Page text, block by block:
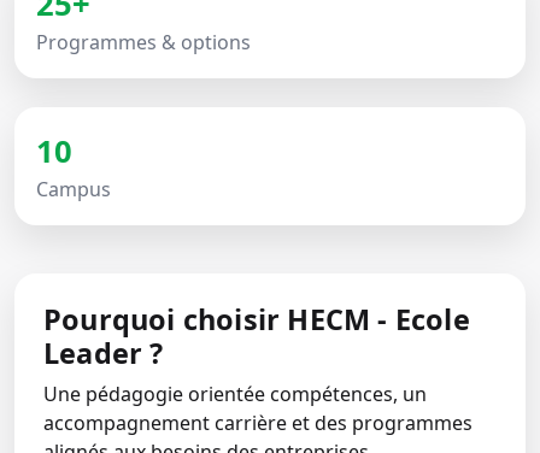
Programmes & options
10
Campus
Pourquoi choisir HECM - Ecole
Leader ?
Une pédagogie orientée compétences, un
accompagnement carrière et des programmes